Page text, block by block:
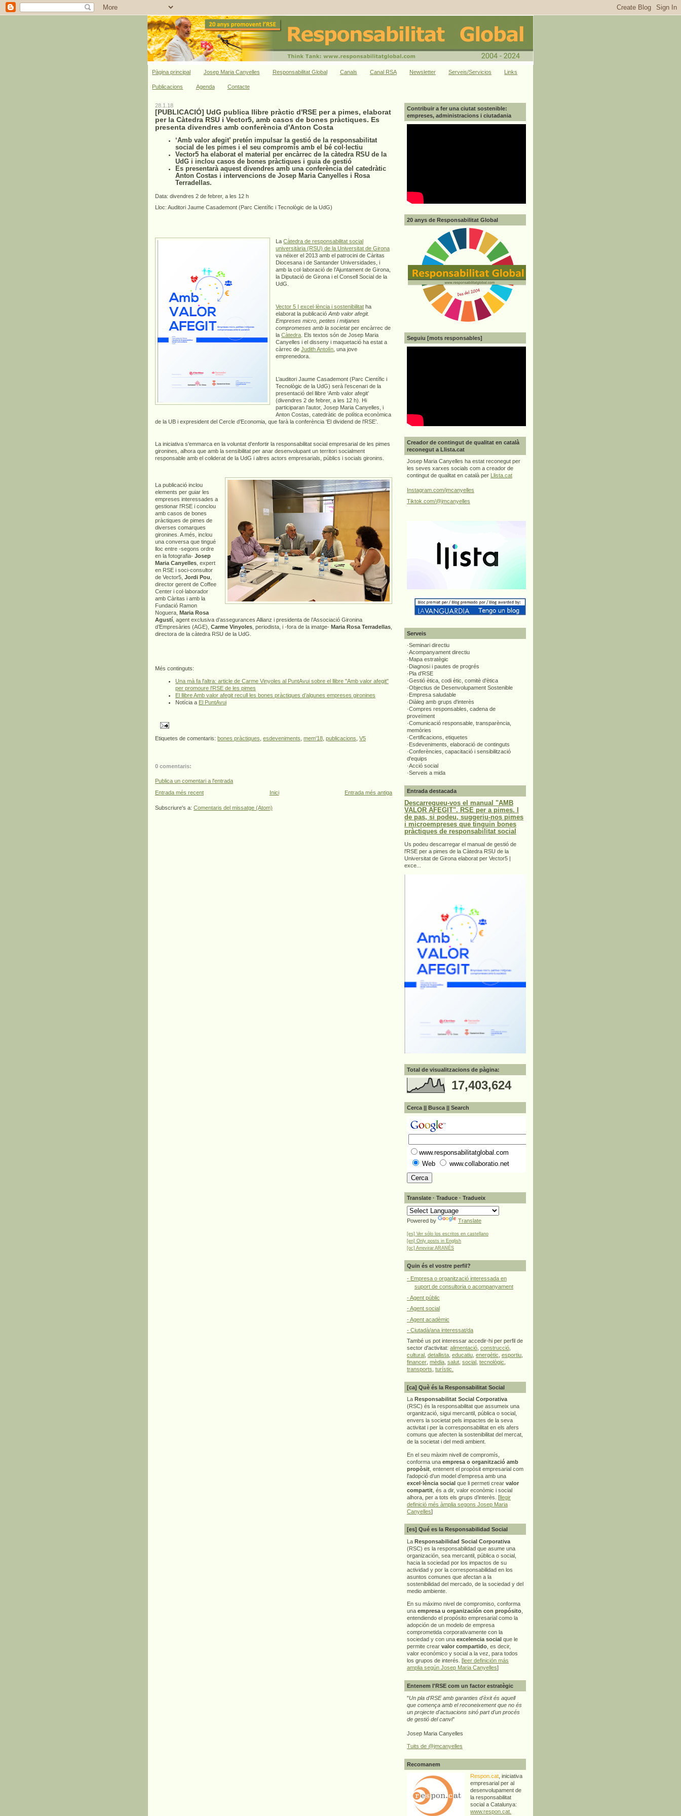
Pàgina principal Josep Maria Canyelles Responsabilitat Global Canals Canal RSA Newsletter Serveis/Servicios Links
Publicacions Agenda Contacte
28.1.18
[PUBLICACIÓ] UdG publica llibre pràctic d'RSE per a pimes, elaborat
per la Càtedra RSU i Vector5, amb casos de bones pràctiques. Es
presenta divendres amb conferència d'Anton Costa
‘Amb valor afegit’ pretén impulsar la gestió de la responsabilitat
social de les pimes i el seu compromís amb el bé col·lectiu
Vector5 ha elaborat el material per encàrrec de la càtedra RSU de la
UdG i inclou casos de bones pràctiques i guia de gestió
Es presentarà aquest divendres amb una conferència del catedràtic
Anton Costas i intervencions de Josep Maria Canyelles i Rosa
Terradellas.
Data: divendres 2 de febrer, a les 12 h
Lloc: Auditori Jaume Casademont (Parc Científic i Tecnològic de la UdG)
LaCàtedra de responsabilitat social
universitària (RSU) de la Universitat de Girona
va néixer el 2013 amb el patrocini de Càritas
Diocesana i de Santander Universidades, i
amb la col·laboració de l’Ajuntament de Girona,
la Diputació de Girona i el Consell Social de la
UdG.
Vector 5 | excel·lència i sostenibilitat ha
elaborat la publicacióAmb valor afegit.
Empreses micro, petites i mitjanes
compromeses amb la societatper encàrrec de
laCàtedra . Els textos són de Josep Maria
Canyelles i el disseny i maquetació ha estat a
càrrec deJudith Antolín , una jove
emprenedora.
L’auditori Jaume Casademont (Parc Científic i
Tecnològic de la UdG) serà l’escenari de la
presentació del llibre ‘Amb valor afegit’
(divendres 2 de febrer, a les 12 h). Hi
participaran l’autor, Josep Maria Canyelles, i
Anton Costas, catedràtic de política econòmica
de la UB i expresident del Cercle d’Economia, que farà la conferència ‘El dividend de l'RSE’.
La iniciativa s'emmarca en la voluntat d'enfortir la responsabilitat social empresarial de les pimes
gironines, alhora que amb la sensibilitat per anar desenvolupant un territori socialment
responsable amb el coliderat de la UdG i altres actors empresarials, públics i socials gironins.
La publicació inclou
elements per guiar les
empreses interessades a
gestionar l'RSE i conclou
amb casos de bones
pràctiques de pimes de
diverses comarques
gironines. A més, inclou
una conversa que tingué
lloc entre -segons ordre
en la fotografia- Josep
Maria Canyelles, expert
en RSE i soci-consultor
de Vector5, Jordi Pou,
director gerent de Coffee
Center i col·laborador
amb Càritas i amb la
Fundació Ramon
Noguera, Maria Rosa
Agustí, agent exclusiva d’assegurances Allianz i presidenta de l’Associació Gironina
d’Empresàries (AGE), Carme Vinyoles, periodista, i -fora de la imatge- Maria Rosa Terradellas,
directora de la càtedra RSU de la UdG.
Més continguts:
Una mà fa l'altra: article de Carme Vinyoles al PuntAvui sobre el llibre "Amb valor afegit"
per promoure l'RSE de les pimes
El llibre Amb valor afegit recull les bones pràctiques d’algunes empreses gironines
Notícia a El PuntAvui
Etiquetes de comentaris: bones pràctiques esdeveniments mem'18 publicacions V5
0 comentaris:
Publica un comentari a l'entrada
Entrada més recent
Entrada més antiga
Inici
Subscriure's a: Comentaris del missatge (Atom)
Contribuir a fer una ciutat sostenible:
empreses, administracions i ciutadania
20 anys de Responsabilitat Global
Seguiu [mots responsables]
Creador de contingut de qualitat en català
reconegut a Llista.cat
Josep Maria Canyelles ha estat reconegut per
les seves xarxes socials com a creador de
contingut de qualitat en català per
Llista.cat
Instagram.com/jmcanyelles
Tiktok.com/@jmcanyelles
Serveis
·Seminari directiu
·Acompanyament directiu
·Mapa estratègic
·Diagnosi i pautes de progrés
·Pla d'RSE
·Gestió ètica, codi ètic, comitè d'ètica
·Objectius de Desenvolupament Sostenible
·Empresa saludable
·Diàleg amb grups d'interès
·Compres responsables, cadena de
proveïment
·Comunicació responsable, transparència,
memòries
·Certificacions, etiquetes
·Esdeveniments, elaboració de continguts
·Conferències, capacitació i sensibilització
d'equips
·Acció social
·Serveis a mida
Entrada destacada
Descarregueu-vos el manual "AMB
VALOR AFEGIT". RSE per a pimes. I
de pas, si podeu, suggeriu-nos pimes
i microempreses que tinguin bones
pràctiques de responsabilitat social
Us podeu descarregar el manual de gestió de
l'RSE per a pimes de la Càtedra RSU de la
Universitat de Girona elaborat per Vector5 |
exce...
Total de visualitzacions de pàgina:
17,403,624
Cerca || Busca || Search
www.responsabilitatglobal.com
Web
www.collaboratio.net
Translate · Traduce · Tradueix
Powered by Translate
[es] Ver sólo los escritos en castellano
[en] Only posts in English
[oc] Arrevirar ARANÉS
Quin és el vostre perfil?
- Empresa o organització interessada en
suport de consultoria o acompanyament
- Agent públic
- Agent social
- Agent acadèmic
- Ciutadà/ana interessat/da
També us pot interessar accedir-hi per perfil de
sector d'activitat: alimentació construcció
cultural detallista educatiu energètic esportiu
financer mèdia salut social tecnològic
transports turístic.
[ca] Què és la Responsabilitat Social
La Responsabilitat Social Corporativa
(RSC) és la responsabilitat que assumeix una
organització, sigui mercantil, pública o social,
envers la societat pels impactes de la seva
activitat i per la corresponsabilitat en els afers
comuns que afecten la sostenibilitat del mercat,
de la societat i del medi ambient.
En el seu màxim nivell de compromís,
conforma una empresa o organització amb
propòsit , entenent el propòsit empresarial com
l’adopció d’un model d’empresa amb una
excel·lència social que li permeti crear valor
compartit , és a dir, valor econòmic i social
alhora, per a tots els grups d’interès. [llegir
definició més àmplia segons Josep Maria
Canyelles]
[es] Qué es la Responsabilidad Social
La Responsabilidad Social Corporativa
(RSC) es la responsabilidad que asume una
organización, sea mercantil, pública o social,
hacia la sociedad por los impactos de su
actividad y por la corresponsabilidad en los
asuntos comunes que afectan a la
sostenibilidad del mercado, de la sociedad y del
medio ambiente.
En su máximo nivel de compromiso, conforma
una empresa u organización con propósito
entendiendo el propósito empresarial como la
adopción de un modelo de empresa
comprometida corporativamente con la
sociedad y con una excelencia social que le
permite crear valor compartido , es decir,
valor económico y social a la vez, para todos
los grupos de interés. [leer definición más
amplia según Josep Maria Canyelles]
Entenem l'RSE com un factor estratègic
"Un pla d'RSE amb garanties d'èxit és aquell
que comença amb el reconeixement que no és
un projecte d'actuacions sinó part d'un procés
de gestió del canvi"
Josep Maria Canyelles
Tuits de @jmcanyelles
Recomanem
Respon.cat , iniciativa
empresarial per al
desenvolupament de
la responsabilitat
social a Catalunya:
www.respon.cat.